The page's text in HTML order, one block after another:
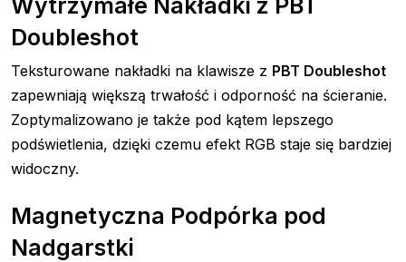
Doubleshot
Teksturowane nakładki na klawisze z PBT Doubleshot
zapewniają większą trwałość i odporność na ścieranie.
Zoptymalizowano je także pod kątem lepszego
podświetlenia, dzięki czemu efekt RGB staje się bardziej
widoczny.
Magnetyczna Podpórka pod
Nadgarstki